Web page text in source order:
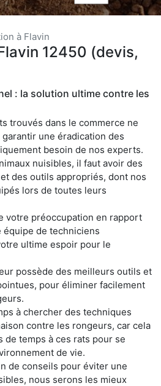
à Flavin
12450 (devis,
: la solution ultime contre les
trouvés dans le commerce ne
une éradication des
besoin de nos experts.
nuisibles, il faut avoir des
des outils appropriés, dont nos
lors de toutes leurs
votre préoccupation en rapport
de techniciens
ultime espoir pour le
possède des meilleurs outils et
pour éliminer facilement
à chercher des techniques
contre les rongeurs, car cela
de temps à ces rats pour se
de vie.
de conseils pour éviter une
nous serons les mieux